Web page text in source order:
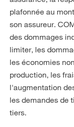
plafonnée au
son assureur.
des dommages
limiter, les
les économies
production, les
l'augmentation
les demandes de
tiers.